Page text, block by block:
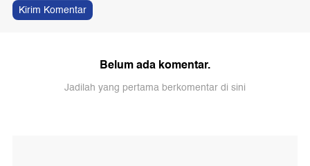
Kirim Komentar
Belum ada komentar.
Jadilah yang pertama berkomentar di sini